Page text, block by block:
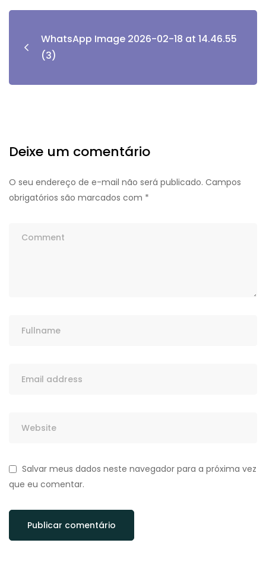
WhatsApp Image 2026-02-18 at 14.46.55
(3)
Deixe um comentário
O seu endereço de e-mail não será publicado. Campos
obrigatórios são marcados com *
Salvar meus dados neste navegador para a próxima vez
que eu comentar.